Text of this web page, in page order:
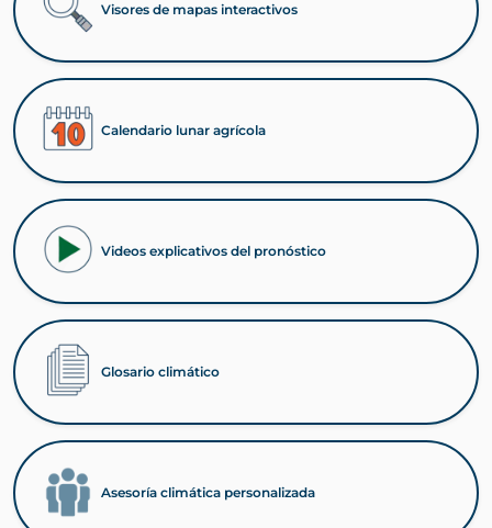
Visores de mapas interactivos
Calendario lunar agrícola
Videos explicativos del pronóstico
Glosario climático
Asesoría climática personalizada